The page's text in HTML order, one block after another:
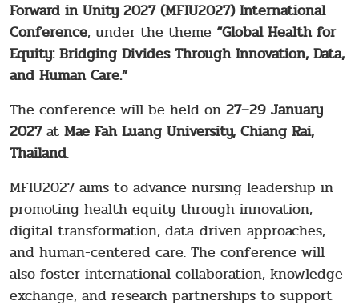
Forward in Unity 2027 (MFIU2027) International
Conference, under the theme “Global Health for
Equity: Bridging Divides Through Innovation, Data,
and Human Care.”
The conference will be held on 27–29 January
2027at Mae Fah Luang University, Chiang Rai,
Thailand.
MFIU2027 aims to advance nursing leadership in
promoting health equity through innovation,
digital transformation, data-driven approaches,
and human-centered care. The conference will
also foster international collaboration, knowledge
exchange, and research partnerships to support